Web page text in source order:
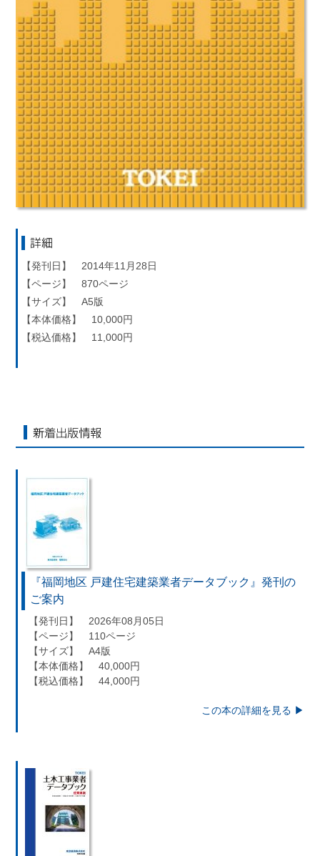
【発刊日】 2014年11月28日
【ページ】 870ページ
【サイズ】 A5版
【本体価格】 10,000円
【税込価格】 11,000円
『福岡地区 戸建住宅建築業者データブック』発刊の
ご案内
【発刊日】 2026年08月05日
【ページ】 110ページ
【サイズ】 A4版
【本体価格】 40,000円
【税込価格】 44,000円
この本の詳細を見る ▶︎